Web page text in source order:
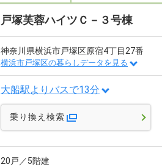
戸塚芙蓉ハイツＣ－３号棟
神奈川県横浜市戸塚区原宿4丁目27番
横浜市戸塚区の暮らしデータを見る
大船駅よりバスで13分
乗り換え検索
20戸／5階建